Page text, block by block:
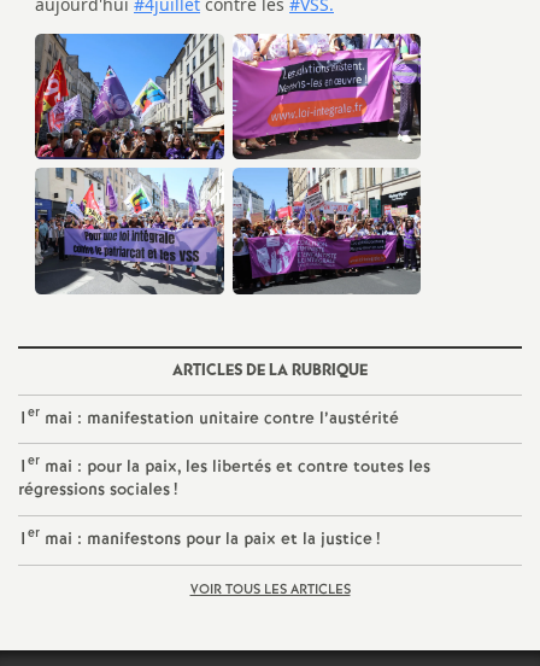
e
c
o
n
d
e
g
r
ARTICLES DE LA RUBRIQUE
1er mai : manifestation unitaire contre l’austérité
1er mai : pour la paix, les libertés et contre toutes les
régressions sociales!
1er mai : manifestons pour la paix et la justice!
VOIR TOUS LES ARTICLES